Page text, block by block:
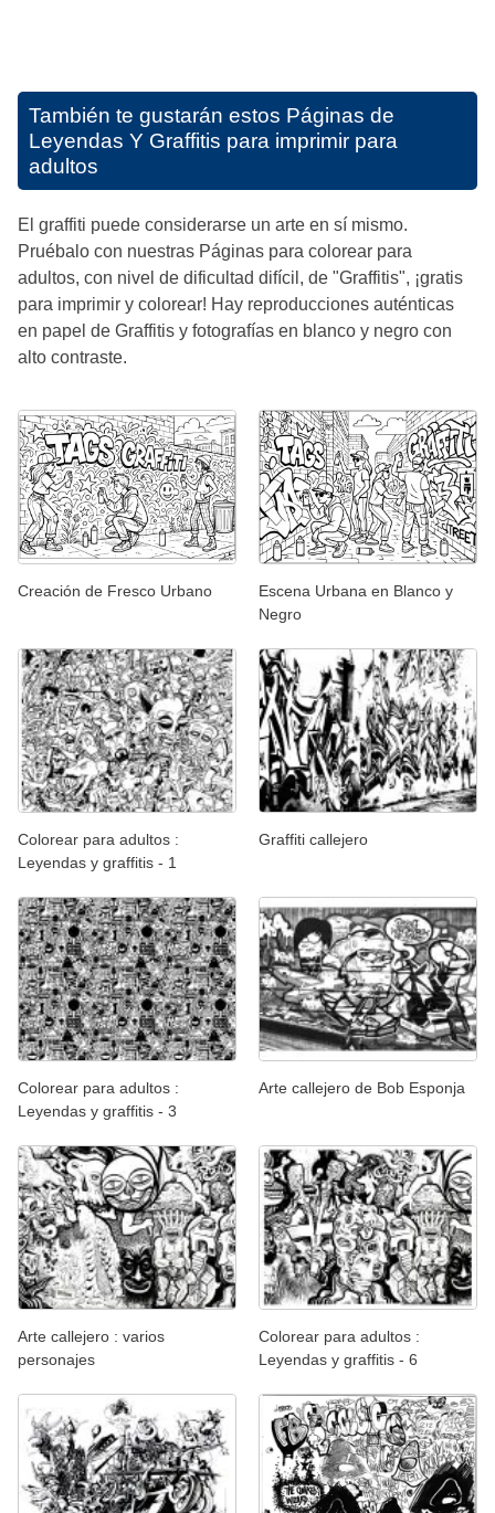
También te gustarán estos Páginas de
Leyendas Y Graffitis para imprimir para
adultos
El graffiti puede considerarse un arte en sí mismo.
Pruébalo con nuestras Páginas para colorear para
adultos, con nivel de dificultad difícil, de "Graffitis", ¡gratis
para imprimir y colorear! Hay reproducciones auténticas
en papel de Graffitis y fotografías en blanco y negro con
alto contraste.
Creación de Fresco Urbano
Escena Urbana en Blanco y
Negro
Colorear para adultos :
Leyendas y graffitis - 1
Graffiti callejero
Colorear para adultos :
Leyendas y graffitis - 3
Arte callejero de Bob Esponja
Arte callejero : varios
personajes
Colorear para adultos :
Leyendas y graffitis - 6